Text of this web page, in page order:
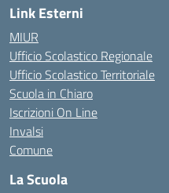
Link Esterni
MIUR
Ufficio Scolastico Regionale
Ufficio Scolastico Territoriale
Scuola in Chiaro
Iscrizioni On Line
Invalsi
Comune
La Scuola